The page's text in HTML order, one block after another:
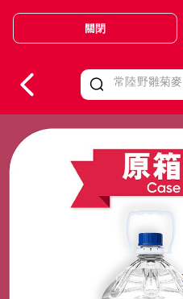
Valid Until 30 June 2026
關閉